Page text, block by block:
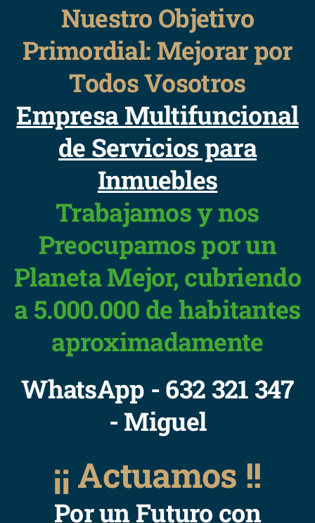
Nuestro Objetivo
Primordial: Mejorar por
Todos Vosotros
Empresa Multifuncional
de Servicios para
Inmuebles
Trabajamos y nos
Preocupamos por un
Planeta Mejor, cubriendo
a 5.000.000 de habitantes
aproximadamente
WhatsApp - 632 321 347
- Miguel
¡¡ Actuamos !!
Por un Futuro con